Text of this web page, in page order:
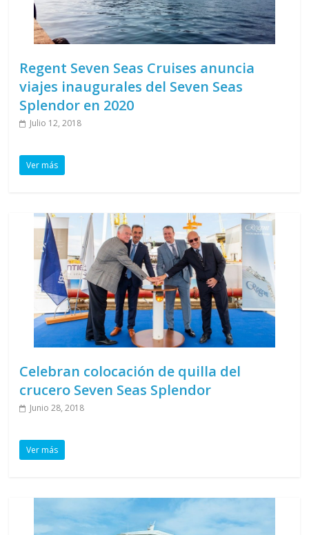
Regent Seven Seas Cruises anuncia
viajes inaugurales del Seven Seas
Splendor en 2020
Julio 12, 2018
Ver más
Celebran colocación de quilla del
crucero Seven Seas Splendor
Junio 28, 2018
Ver más